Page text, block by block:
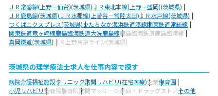
ＪＲ常磐線(上野－仙台)(茨城県)ＪＲ東北本線(上野－盛岡)(茨城県)
ＪＲ鹿島線(茨城県)ＪＲ水郡線(上菅谷－常陸太田)ＪＲ水戸線(茨城県)
つくばエクスプレス(茨城県)ひたちなか海浜鉄道湊線関東鉄道常総線
関東鉄道竜ヶ崎線鹿島臨海鉄道大洗鹿島線鹿島臨海鉄道鹿島臨港線
真岡鐵道(茨城県) ＪＲ上野東京ライン(茨城県)
茨城県の理学療法士求人を仕事内容で探す
病院介護福祉施設クリニック訪問リハビリ(在宅医療)企業保育園
小児リハビリ整骨院接骨院訪問マッサージ薬局・ドラッグストアその他